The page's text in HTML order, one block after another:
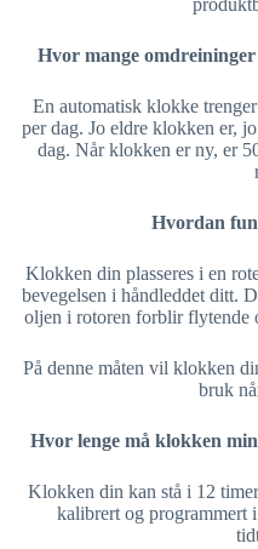
Hvor mange
En automatisk klokke
per dag. Jo eldre klokken er,
dag. Når klokken er ny, er
Hvordan
Klokken din plasseres i en
bevegelsen i håndleddet ditt.
oljen i rotoren forblir flytende
På denne måten vil klokken
bruk
Hvor lenge må klokken
Klokken din kan stå i 12
kalibrert og programmert